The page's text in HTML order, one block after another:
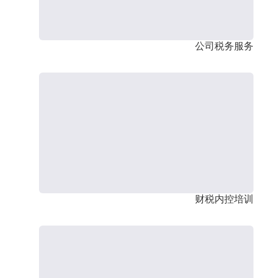
公司税务服务
财税内控培训